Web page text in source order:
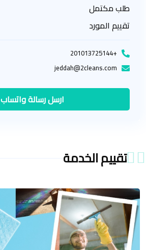
طلب مكتمل
تقييم المورد
+201013725144
jeddah@2cleans.com
ارسل رسالة واتساب
تقييم الخدمة